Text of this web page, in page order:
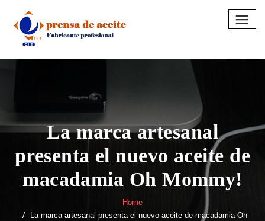
content
La marca artesanal
presenta el nuevo aceite de
macadamia Oh Mommy!
Home
La marca artesanal presenta el nuevo aceite de macadamia Oh